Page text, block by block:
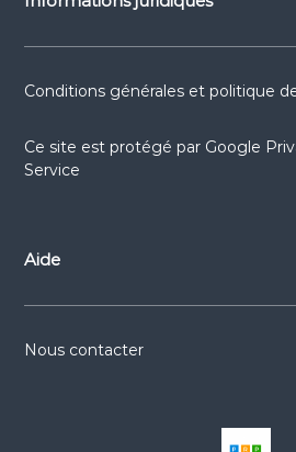
Conditions générales et politique
Ce site est protégé par Google
Service
Aide
Nous contacter